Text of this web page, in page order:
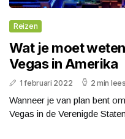
Reizen
Wat je moet
Vegas in Amerika
1 februari 2022 2 min
Wanneer je van plan bent
Vegas in de Verenigde